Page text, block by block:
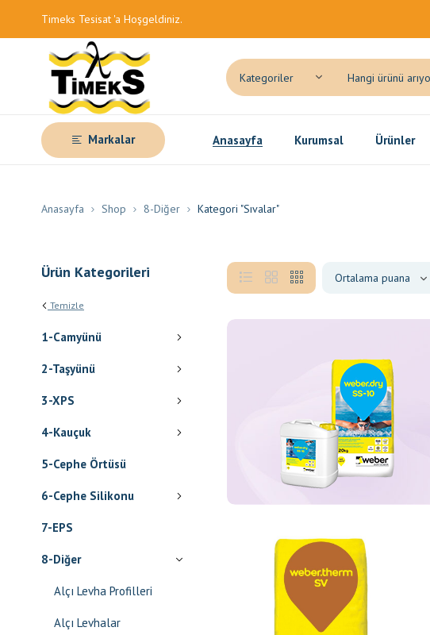
Timeks Tesisat 'a Hoşgeldiniz.
Markalar Anasayfa Kurumsal Ürünler
Anasayfa Shop 8-Diğer Kategori "Sıvalar"
Ürün Kategorileri
Temizle
1-Camyünü
2-Taşyünü
3-XPS
4-Kauçuk
5-Cephe Örtüsü
6-Cephe Silikonu
7-EPS
8-Diğer
Alçı Levha Profilleri
Alçı Levhalar